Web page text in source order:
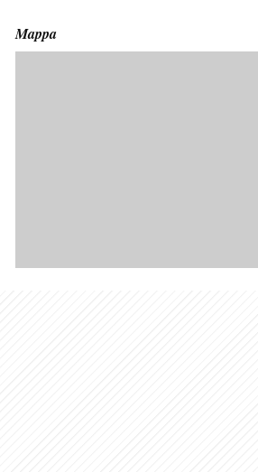
Mappa